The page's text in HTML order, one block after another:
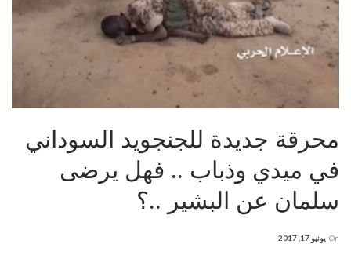
محرقة جديدة للجنجويد السوداني
في ميدي وذباب .. فهل يرضى
سلمان عن البشير ..؟
On يونيو 17, 2017